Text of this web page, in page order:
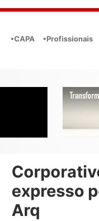
•CAPA •Profissionais
expresso
Arq